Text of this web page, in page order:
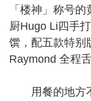
「楼神」称号
厨Hugo Li四手
馔，配五款特别
Raymond 全程
用餐的地方不